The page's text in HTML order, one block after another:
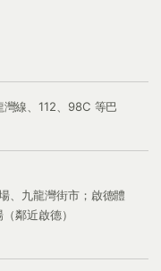
線、112、98C 等巴
、九龍灣街市；啟德體
鄰近啟德）